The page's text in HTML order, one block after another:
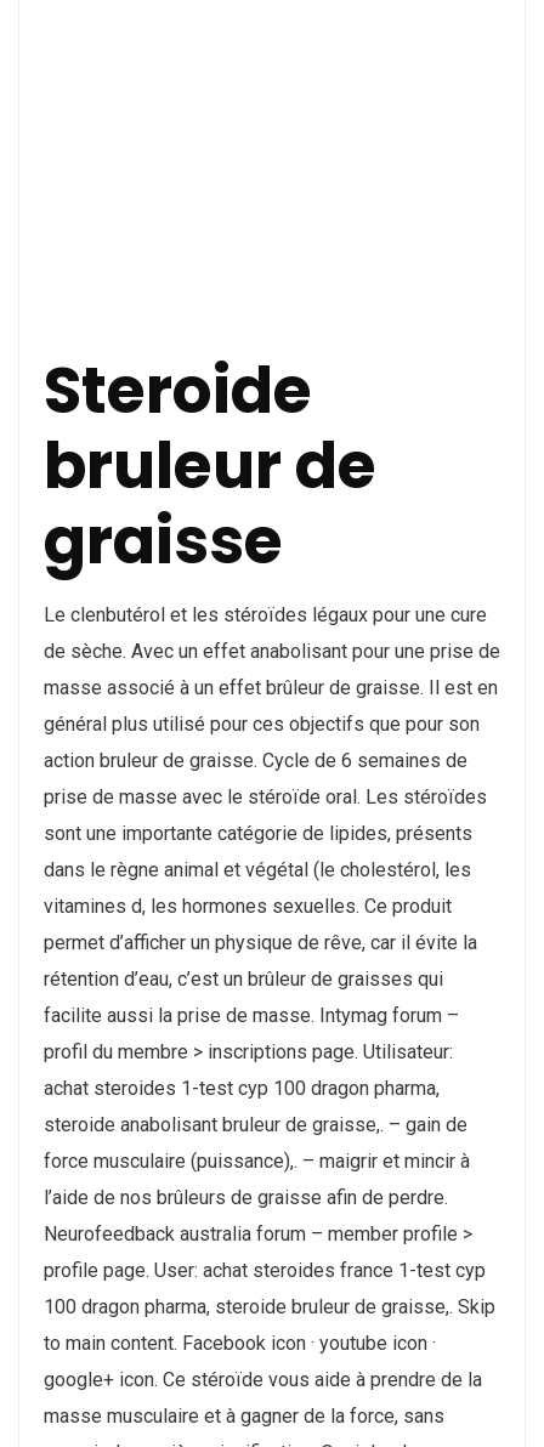
Steroide
bruleur de
graisse
Le clenbutérol et les stéroïdes légaux pour une cure
de sèche. Avec un effet anabolisant pour une prise de
masse associé à un effet brûleur de graisse. Il est en
général plus utilisé pour ces objectifs que pour son
action bruleur de graisse. Cycle de 6 semaines de
prise de masse avec le stéroïde oral. Les stéroïdes
sont une importante catégorie de lipides, présents
dans le règne animal et végétal (le cholestérol, les
vitamines d, les hormones sexuelles. Ce produit
permet d’afficher un physique de rêve, car il évite la
rétention d’eau, c’est un brûleur de graisses qui
facilite aussi la prise de masse. Intymag forum –
profil du membre > inscriptions page. Utilisateur:
achat steroides 1-test cyp 100 dragon pharma,
steroide anabolisant bruleur de graisse,. – gain de
force musculaire (puissance),. – maigrir et mincir à
l’aide de nos brûleurs de graisse afin de perdre.
Neurofeedback australia forum – member profile >
profile page. User: achat steroides france 1-test cyp
100 dragon pharma, steroide bruleur de graisse,. Skip
to main content. Facebook icon · youtube icon ·
google+ icon. Ce stéroïde vous aide à prendre de la
masse musculaire et à gagner de la force, sans